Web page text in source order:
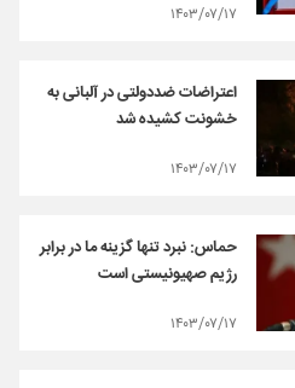
۱۴۰۳/۰۷/۱۷
اعتراضات ضددولتی در آلبانی به
خشونت کشیده شد
۱۴۰۳/۰۷/۱۷
حماس: نبرد تنها گزینه ما در برابر
رژیم صهیونیستی است
۱۴۰۳/۰۷/۱۷